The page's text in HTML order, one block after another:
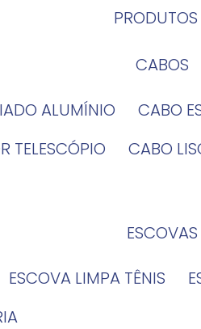
PRODUTOS
CABOS
ALUMÍNIO CABO
TELESCÓPIO CABO
ESCOVAS
ESCOVA LIMPA TÊNIS